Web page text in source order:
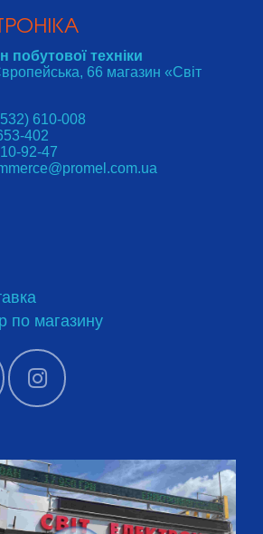
по магазину
побутової техніки
66 магазин «Світ
610-008
402
92-47